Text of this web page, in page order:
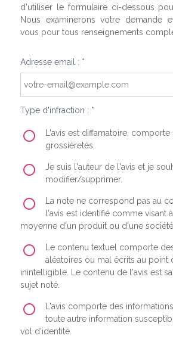
d'utiliser le formulaire ci-dessous
Nous examinerons votre demande
vous pour tous renseignements
Adresse email : *
Type d'infraction : *
L'avis est diffamatoire,
grossièretés.
Je suis l'auteur de l'avis et je
modifier/supprimer.
La note ne correspond pas au
l'avis est identifié comme visant
moyenne d'un produit ou d'une société.
Le contenu textuel comporte
aléatoires ou mal écrits au point
inintelligible. Le contenu de l'avis est
sujet noté.
L'avis comporte des
toute autre information
vol d'identité.